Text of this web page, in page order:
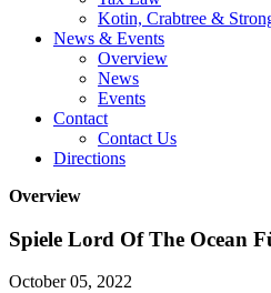
Kotin, Crabtree &
News & Events
Overview
News
Events
Contact
Contact Us
Directions
Overview
Spiele Lord Of The Ocean
October 05, 2022